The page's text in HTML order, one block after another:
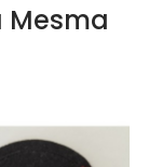
Mesma